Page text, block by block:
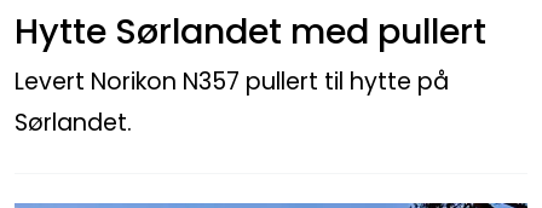
Hytte Sørlandet med pullert
Levert Norikon N357 pullert til hytte på
Sørlandet.
Utendørs
Lyskilder